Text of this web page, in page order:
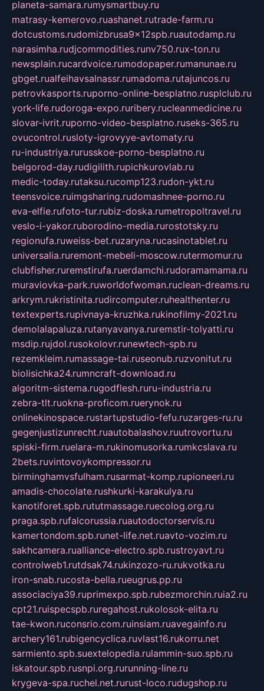
planeta-samara.rumysmartbuy.ru
matrasy-kemerovo.ruashanet.rutrade-farm.ru
dotcustoms.rudomizbrusa9x12spb.ruautodamp.ru
narasimha.rudjcommodities.runv750.rux-ton.ru
newsplain.rucardvoice.rumodopaper.rumanunae.ru
gbget.rualfeihavsalnassr.rumadoma.rutajuncos.ru
petrovkasports.ruporno-online-besplatno.rusplclub.ru
york-life.rudoroga-expo.ruribery.rucleanmedicine.ru
slovar-ivrit.ruporno-video-besplatno.ruseks-365.ru
ovucontrol.rusloty-igrovyye-avtomaty.ru
ru-industriya.rurusskoe-porno-besplatno.ru
belgorod-day.rudigilith.rupichkurovlab.ru
medic-today.rutaksu.rucomp123.rudon-ykt.ru
teensvoice.ruimgsharing.rudomashnee-porno.ru
eva-elfie.rufoto-tur.rubiz-doska.rumetropoltravel.ru
veslo-i-yakor.ruborodino-media.rurostotsky.ru
regionufa.ruweiss-bet.ruzaryna.rucasinotablet.ru
universalia.ruremont-mebeli-moscow.rutermomur.ru
clubfisher.ruremstirufa.ruerdamchi.rudoramamama.ru
muraviovka-park.ruworldofwoman.ruclean-dreams.ru
arkrym.rukristinita.rudircomputer.ruhealthenter.ru
textexperts.rupivnaya-kruzhka.rukinofilmy-2021.ru
demolalapaluza.rutanyavanya.ruremstir-tolyatti.ru
msdip.rujdol.rusokolovr.runewtech-spb.ru
rezemkleim.rumassage-tai.ruseonub.ruzvonitut.ru
biolisichka24.rumncraft-download.ru
algoritm-sistema.rugodflesh.ruru-industria.ru
zebra-tlt.ruokna-proficom.ruerynok.ru
onlinekinospace.rustartupstudio-fefu.ruzarges-ru.ru
gegenjustizunrecht.ruautobalashov.ruutrovortu.ru
spiski-firm.ruelara-m.rukinomusorka.rumkcslava.ru
2bets.ruvintovoykompressor.ru
birminghamvsfulham.rusarmat-komp.rupioneeri.ru
amadis-chocolate.rushkurki-karakulya.ru
kanotiforet.spb.rututmassage.ruecolog.org.ru
praga.spb.rufalcorussia.ruautodoctorservis.ru
kamertondom.spb.runet-life.net.ruavto-vozim.ru
sakhcamera.rualliance-electro.spb.rustroyavt.ru
controlweb1.rutdsak74.rukinzozo-ru.rukvotka.ru
iron-snab.rucosta-bella.rueugrus.pp.ru
associaciya39.ruprimexpo.spb.rubezmorchin.ruia2.ru
cpt21.ruispecspb.ruregahost.rukolosok-elita.ru
tae-kwon.ruconsrio.com.ruinsiam.ruavegainfo.ru
archery161.rubigencyclica.ruvlast16.rukorru.net
sarmiento.spb.suextelopedia.rulammin-suo.spb.ru
iskatour.spb.rusnpi.org.rurunning-line.ru
krygeva-spa.ruchel.net.rurust-loco.rudugshop.ru